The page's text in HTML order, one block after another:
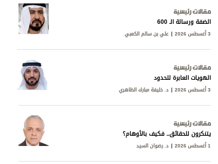
مقالات رئيسية
الضفة ورسالة الـ 600
3 أغسطس 2026 علي بن سالم الكعبي
مقالات رئيسية
الهويات العابرة للحدود
3 أغسطس 2026 د. خليفة مبارك الظاهري
مقالات رئيسية
يتنكرون للحقائق.. فكيف بالأوهام؟
1 أغسطس 2026 د. رضوان السيد